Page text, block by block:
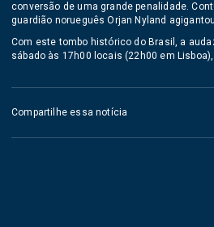
conversão de uma grande penalidade.
guardião norueguês Orjan Nyland
Com este tombo histórico do Brasil, a
sábado às 17h00 locais (22h00 em
Compartilhe essa notícia